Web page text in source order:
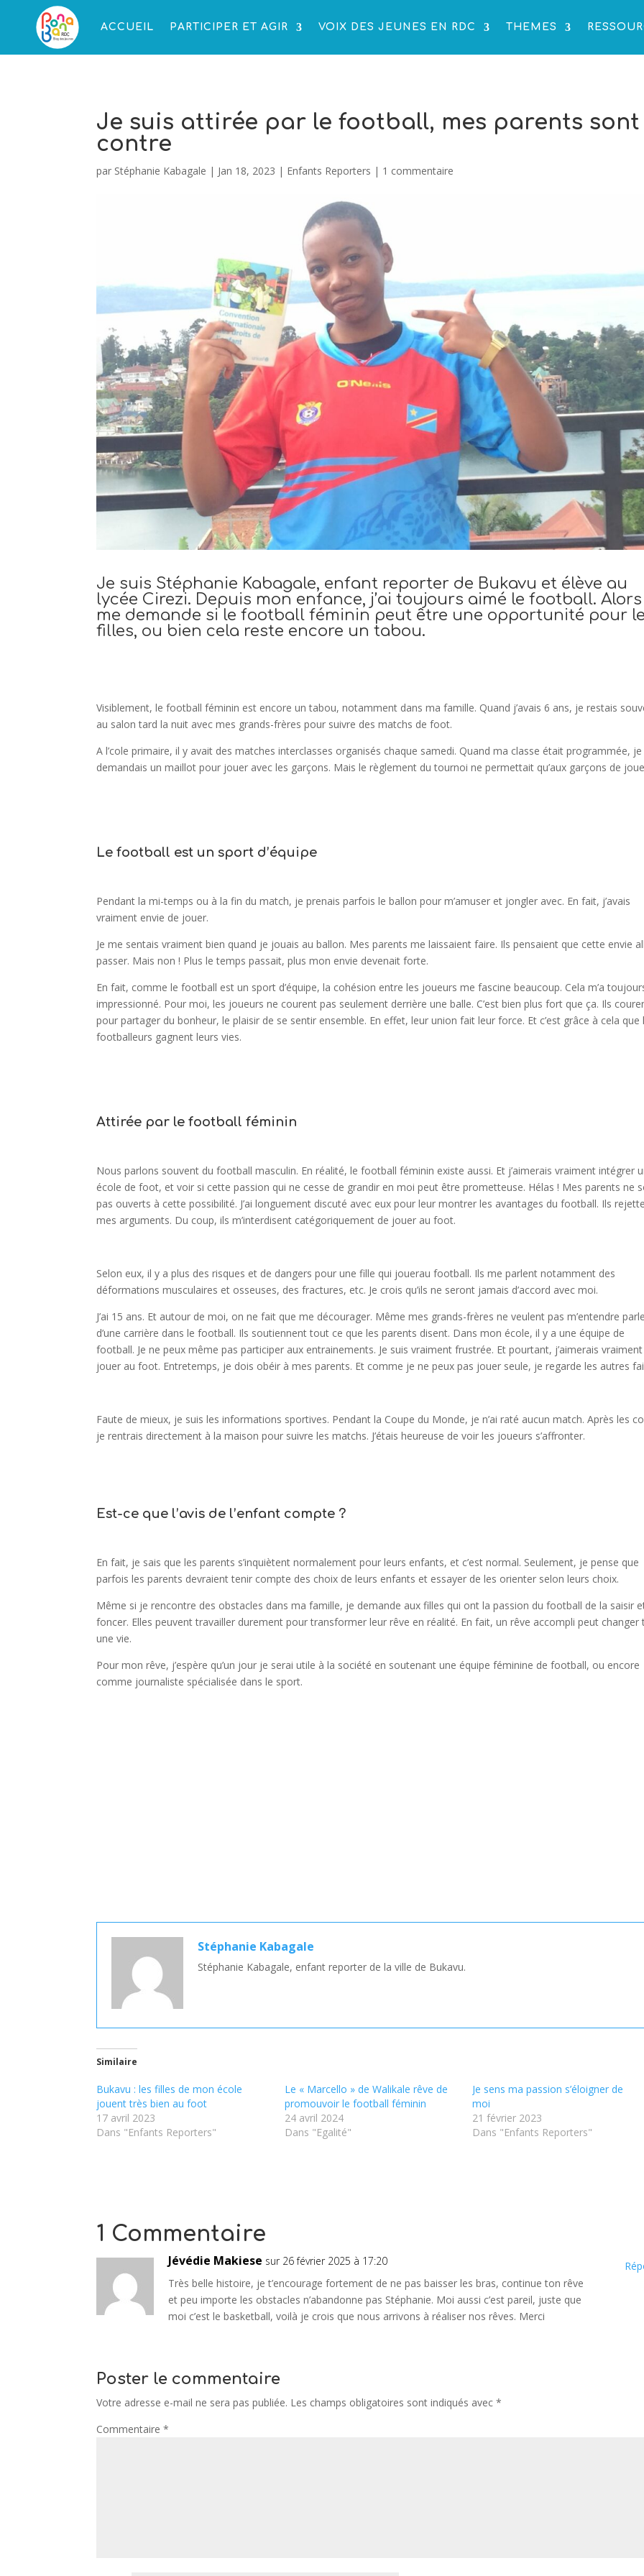
ACCUEIL PARTICIPER ET AGIR VOIX DES JEUNES EN RDC THEMES
Je suis attirée par le football, mes parents sont
contre
par Stéphanie Kabagale | Jan 18, 2023 | Enfants Reporters | 1 commentaire
Je suis Stéphanie Kabagale, enfant reporter de Bukavu et élève au
lycée Cirezi. Depuis mon enfance, j’ai toujours aimé le football. Alors
me demande si le football féminin peut être une opportunité pour
filles, ou bien cela reste encore un tabou.
Visiblement, le football féminin est encore un tabou, notamment dans ma famille. Quand j’avais 6 ans, je restais
au salon tard la nuit avec mes grands-frères pour suivre des matchs de foot.
A l’cole primaire, il y avait des matches interclasses organisés chaque samedi. Quand ma classe était programmée, je
demandais un maillot pour jouer avec les garçons. Mais le règlement du tournoi ne permettait qu’aux garçons de
Le football est un sport d’équipe
Pendant la mi-temps ou à la fin du match, je prenais parfois le ballon pour m’amuser et jongler avec. En fait, j’avais
vraiment envie de jouer.
Je me sentais vraiment bien quand je jouais au ballon. Mes parents me laissaient faire. Ils pensaient que cette envie
passer. Mais non ! Plus le temps passait, plus mon envie devenait forte.
En fait, comme le football est un sport d’équipe, la cohésion entre les joueurs me fascine beaucoup. Cela m’a
impressionné. Pour moi, les joueurs ne courent pas seulement derrière une balle. C’est bien plus fort que ça. Ils
pour partager du bonheur, le plaisir de se sentir ensemble. En effet, leur union fait leur force. Et c’est grâce à cela que
footballeurs gagnent leurs vies.
Attirée par le football féminin
Nous parlons souvent du football masculin. En réalité, le football féminin existe aussi. Et j’aimerais vraiment intégrer
école de foot, et voir si cette passion qui ne cesse de grandir en moi peut être prometteuse. Hélas ! Mes parents ne
pas ouverts à cette possibilité. J’ai longuement discuté avec eux pour leur montrer les avantages du football. Ils
mes arguments. Du coup, ils m’interdisent catégoriquement de jouer au foot.
Selon eux, il y a plus des risques et de dangers pour une fille qui jouerau football. Ils me parlent notamment des
déformations musculaires et osseuses, des fractures, etc. Je crois qu’ils ne seront jamais d’accord avec moi.
J’ai 15 ans. Et autour de moi, on ne fait que me décourager. Même mes grands-frères ne veulent pas m’entendre
d’une carrière dans le football. Ils soutiennent tout ce que les parents disent. Dans mon école, il y a une équipe de
football. Je ne peux même pas participer aux entrainements. Je suis vraiment frustrée. Et pourtant, j’aimerais vraiment
jouer au foot. Entretemps, je dois obéir à mes parents. Et comme je ne peux pas jouer seule, je regarde les autres
Faute de mieux, je suis les informations sportives. Pendant la Coupe du Monde, je n’ai raté aucun match. Après les
je rentrais directement à la maison pour suivre les matchs. J’étais heureuse de voir les joueurs s’affronter.
Est-ce que l’avis de l’enfant compte ?
En fait, je sais que les parents s’inquiètent normalement pour leurs enfants, et c’est normal. Seulement, je pense que
parfois les parents devraient tenir compte des choix de leurs enfants et essayer de les orienter selon leurs choix.
Même si je rencontre des obstacles dans ma famille, je demande aux filles qui ont la passion du football de la saisir
foncer. Elles peuvent travailler durement pour transformer leur rêve en réalité. En fait, un rêve accompli peut changer
une vie.
Pour mon rêve, j’espère qu’un jour je serai utile à la société en soutenant une équipe féminine de football, ou encore
comme journaliste spécialisée dans le sport.
Stéphanie Kabagale
Stéphanie Kabagale, enfant reporter de la ville de Bukavu.
Similaire
Bukavu : les filles de mon école
jouent très bien au foot
17 avril 2023
Dans "Enfants Reporters"
Le « Marcello » de Walikale rêve de
promouvoir le football féminin
24 avril 2024
Dans "Egalité"
Je sens ma passion s’éloigner de
moi
21 février 2023
Dans "Enfants Reporters"
1 Commentaire
Jévédie Makiese sur 26 février 2025 à 17:20
Très belle histoire, je t’encourage fortement de ne pas baisser les bras, continue ton rêve
et peu importe les obstacles n’abandonne pas Stéphanie. Moi aussi c’est pareil, juste que
moi c’est le basketball, voilà je crois que nous arrivons à réaliser nos rêves. Merci
Poster le commentaire
Votre adresse e-mail ne sera pas publiée. Les champs obligatoires sont indiqués avec*
Commentaire*